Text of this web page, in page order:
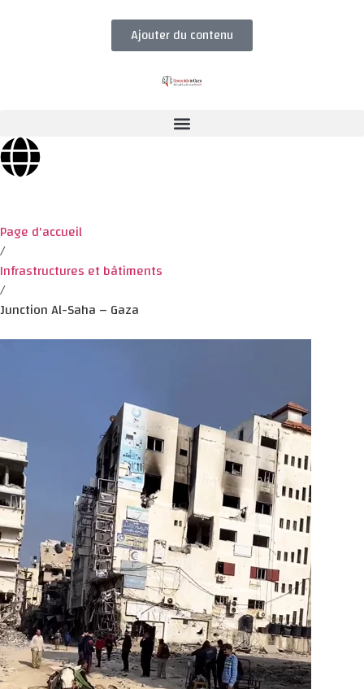
Ajouter du contenu
Page d'accueil
/
Infrastructures et bâtiments
/
Junction Al-Saha – Gaza